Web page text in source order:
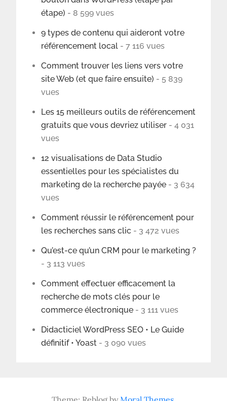
étape) - 8 599 vues
9 types de contenu qui aideront votre
référencement local - 7 116 vues
Comment trouver les liens vers votre
site Web (et que faire ensuite) - 5 839
vues
Les 15 meilleurs outils de référencement
gratuits que vous devriez utiliser - 4 031
vues
12 visualisations de Data Studio
essentielles pour les spécialistes du
marketing de la recherche payée - 3 634
vues
Comment réussir le référencement pour
les recherches sans clic - 3 472 vues
Qu’est-ce qu’un CRM pour le marketing ?
- 3 113 vues
Comment effectuer efficacement la
recherche de mots clés pour le
commerce électronique - 3 111 vues
Didacticiel WordPress SEO • Le Guide
définitif • Yoast - 3 090 vues